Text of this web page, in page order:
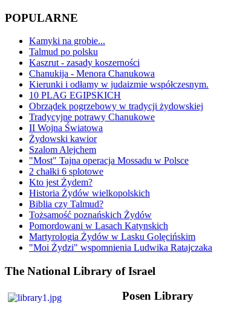
POPULARNE
Kamyki na grobie...
Talmud po polsku
Kaszrut - zasady koszerności
Chanukija - Menora Chanukowa
Kierunki i odłamy w judaizmie współczesnym.
10 PLAG EGIPSKICH
Obrządek pogrzebowy w tradycji żydowskiej
Tradycyjne potrawy Chanukowe
II Wojna Światowa
Żydowski kawior
Szalom Alejchem
"Most" Tajna operacja Mossadu w Polsce
2 chałki 6 splotowe
Kto jest Żydem?
Historia Żydów wielkopolskich
Biblia czy Talmud?
Tożsamość poznańskich Żydów
Pomordowani w Lasach Katynskich
Martyrologia Żydów w Lasku Golęcińskim
"Moi Żydzi" wspomnienia Ludwika Ratajczaka
The National Library of Israel
Posen Library